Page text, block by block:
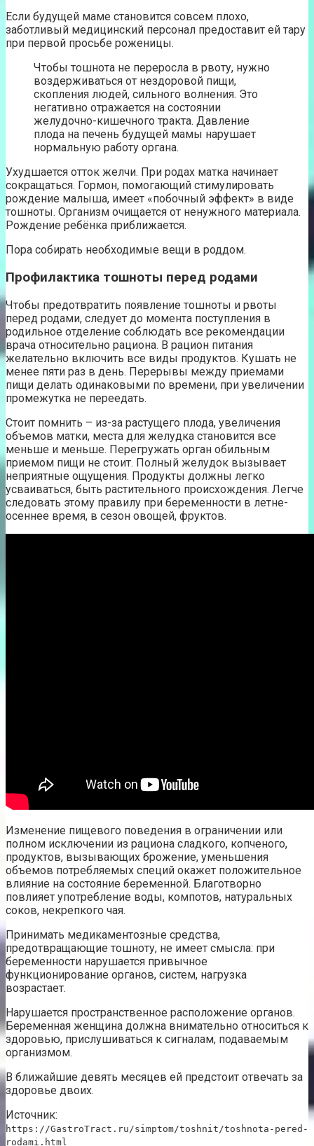
Если будущей маме становится совсем плохо,
заботливый медицинский персонал предоставит ей тару
при первой просьбе роженицы.
Чтобы тошнота не переросла в рвоту, нужно
воздерживаться от нездоровой пищи,
скопления людей, сильного волнения. Это
негативно отражается на состоянии
желудочно-кишечного тракта. Давление
плода на печень будущей мамы нарушает
нормальную работу органа.
Ухудшается отток желчи. При родах матка начинает
сокращаться. Гормон, помогающий стимулировать
рождение малыша, имеет «побочный эффект» в виде
тошноты. Организм очищается от ненужного материала.
Рождение ребёнка приближается.
Пора собирать необходимые вещи в роддом.
Профилактика тошноты перед родами
Чтобы предотвратить появление тошноты и рвоты
перед родами, следует до момента поступления в
родильное отделение соблюдать все рекомендации
врача относительно рациона. В рацион питания
желательно включить все виды продуктов. Кушать не
менее пяти раз в день. Перерывы между приемами
пищи делать одинаковыми по времени, при увеличении
промежутка не переедать.
Стоит помнить – из-за растущего плода, увеличения
объемов матки, места для желудка становится все
меньше и меньше. Перегружать орган обильным
приемом пищи не стоит. Полный желудок вызывает
неприятные ощущения. Продукты должны легко
усваиваться, быть растительного происхождения. Легче
следовать этому правилу при беременности в летне-
осеннее время, в сезон овощей, фруктов.
Изменение пищевого поведения в ограничении или
полном исключении из рациона сладкого, копченого,
продуктов, вызывающих брожение, уменьшения
объемов потребляемых специй окажет положительное
влияние на состояние беременной. Благотворно
повлияет употребление воды, компотов, натуральных
соков, некрепкого чая.
Принимать медикаментозные средства,
предотвращающие тошноту, не имеет смысла: при
беременности нарушается привычное
функционирование органов, систем, нагрузка
возрастает.
Нарушается пространственное расположение органов.
Беременная женщина должна внимательно относиться к
здоровью, прислушиваться к сигналам, подаваемым
организмом.
В ближайшие девять месяцев ей предстоит отвечать за
здоровье двоих.
Источник:
https://GastroTract.ru/simptom/toshnit/toshnota-pered-
rodami.html